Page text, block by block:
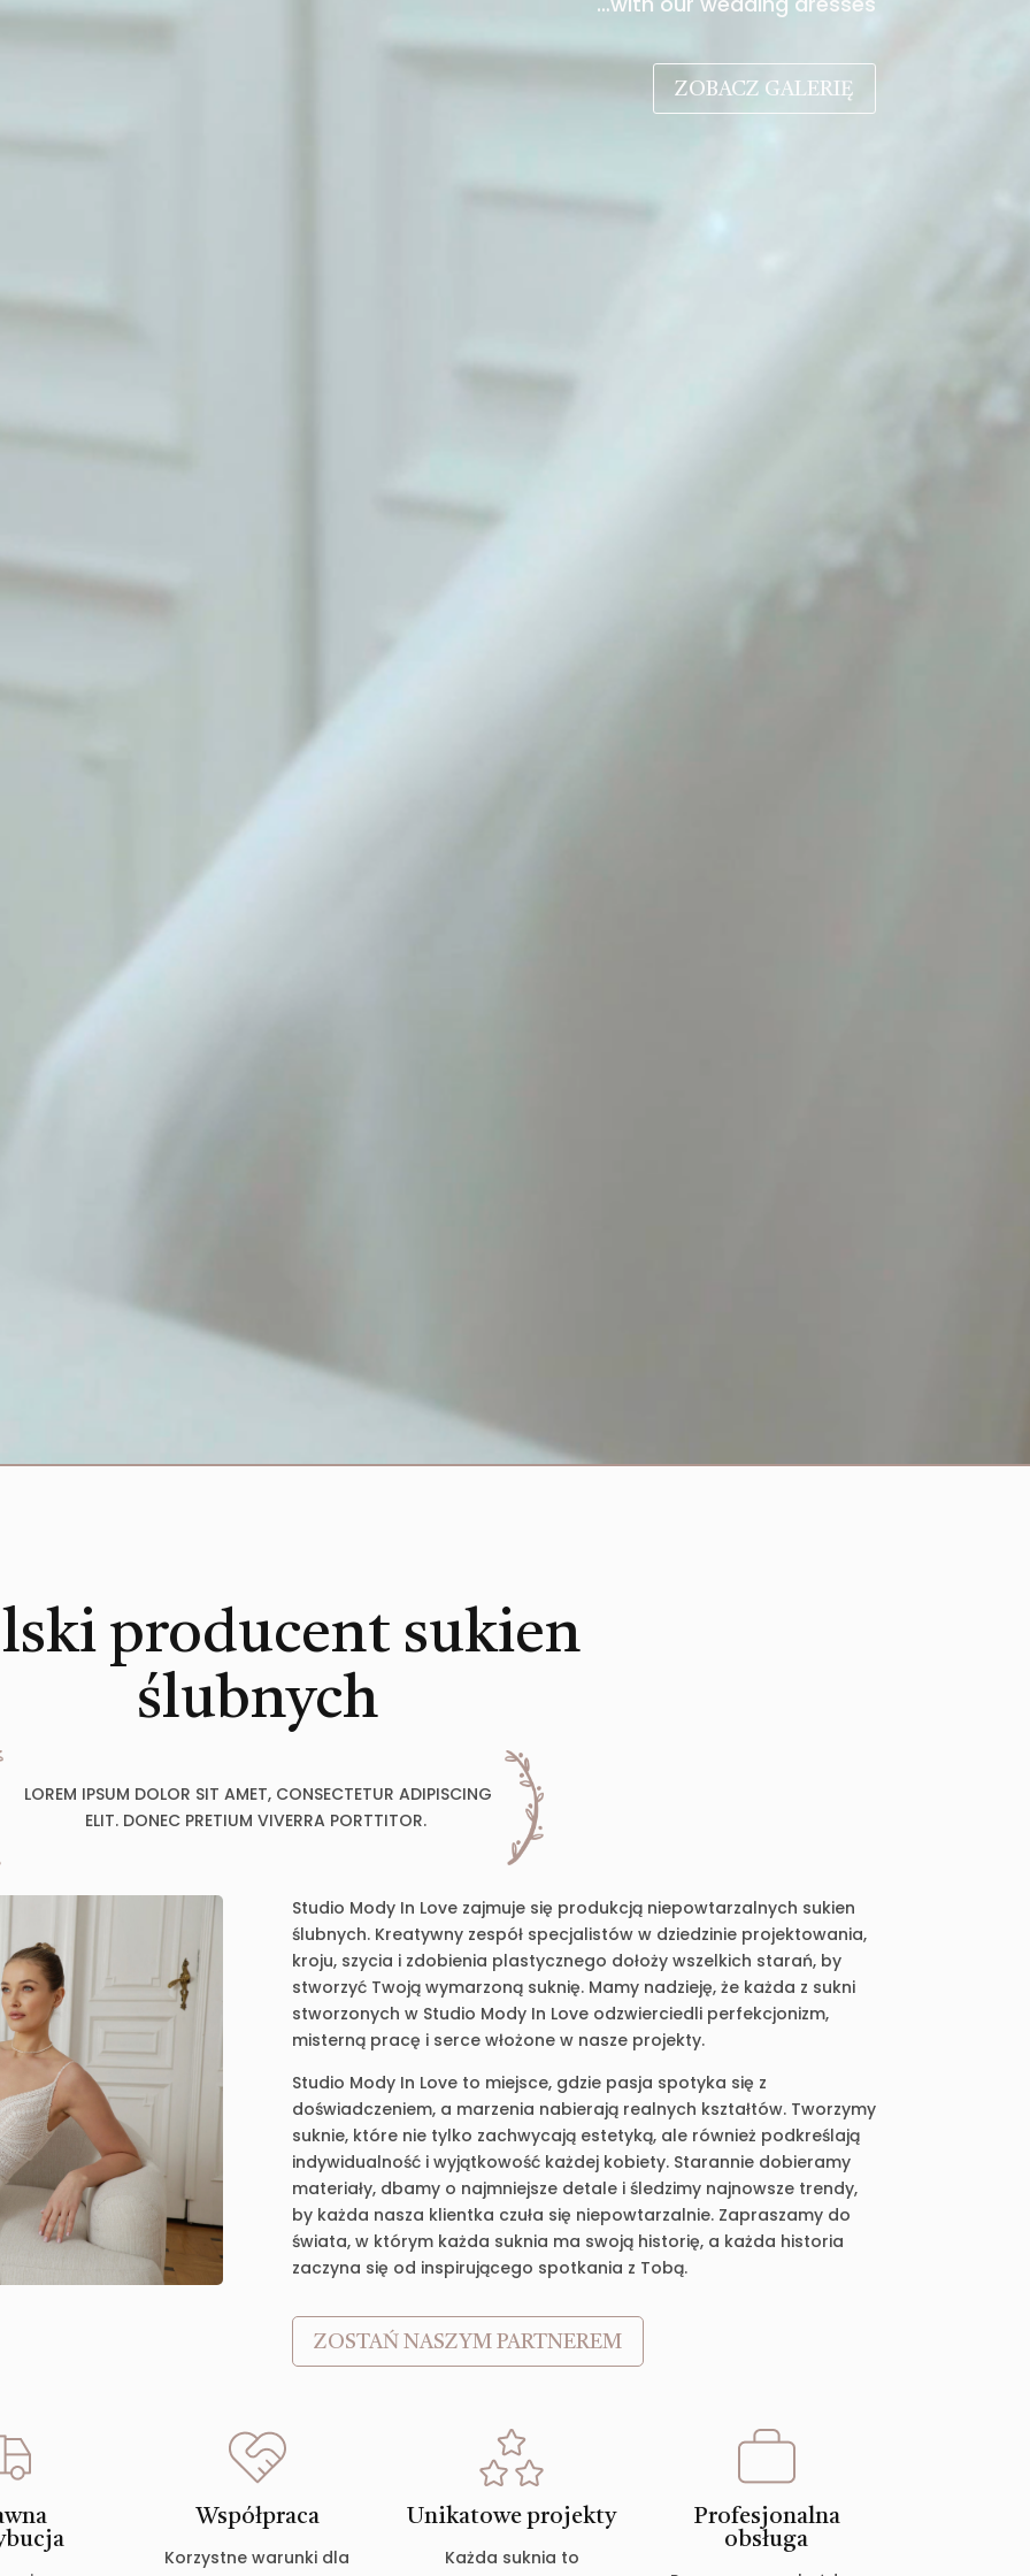
ZOBACZ GALERIĘ
producent sukien
ślubnych
LOREM IPSUM DOLOR SIT AMET, CONSECTETUR ADIPISCING
ELIT. DONEC PRETIUM VIVERRA PORTTITOR.
Studio Mody In Love zajmuje się produkcją niepowtarzalnych sukien
ślubnych. Kreatywny zespół specjalistów w dziedzinie projektowania,
kroju, szycia i zdobienia plastycznego dołoży wszelkich starań, by
stworzyć Twoją wymarzoną suknię. Mamy nadzieję, że każda z sukni
stworzonych w Studio Mody In Love odzwierciedli perfekcjonizm,
misterną pracę i serce włożone w nasze projekty.
Studio Mody In Love to miejsce, gdzie pasja spotyka się z
doświadczeniem, a marzenia nabierają realnych kształtów. Tworzymy
suknie, które nie tylko zachwycają estetyką, ale również podkreślają
indywidualność i wyjątkowość każdej kobiety. Starannie dobieramy
materiały, dbamy o najmniejsze detale i śledzimy najnowsze trendy,
by każda nasza klientka czuła się niepowtarzalnie. Zapraszamy do
świata, w którym każda suknia ma swoją historię, a każda historia
zaczyna się od inspirującego spotkania z Tobą.
ZOSTAŃ NASZYM PARTNEREM
Współpraca
Korzystne warunki dla
Unikatowe projekty
Każda suknia to
Profesjonalna
obsługa